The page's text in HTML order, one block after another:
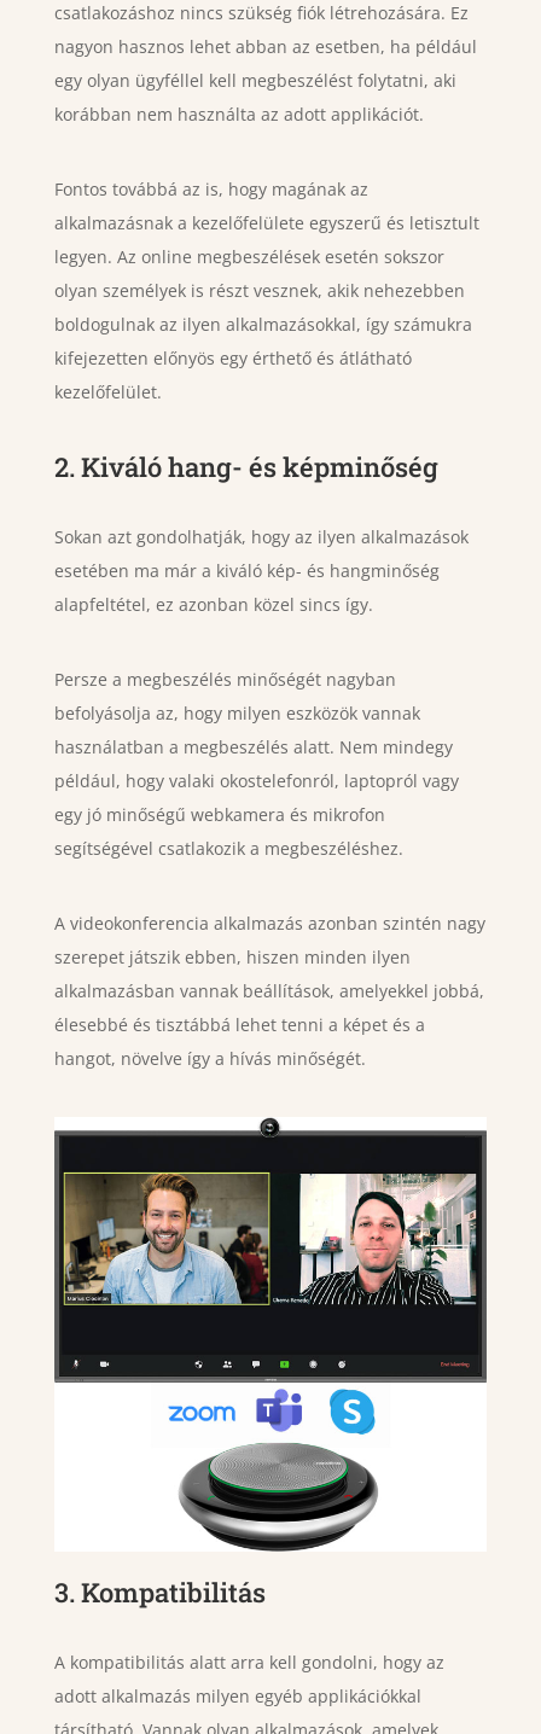
csatlakozáshoz nincs szükség fiók létrehozására. Ez
nagyon hasznos lehet abban az esetben, ha például
egy olyan ügyféllel kell megbeszélést folytatni, aki
korábban nem használta az adott applikációt.
Fontos továbbá az is, hogy magának az
alkalmazásnak a kezelőfelülete egyszerű és letisztult
legyen. Az online megbeszélések esetén sokszor
olyan személyek is részt vesznek, akik nehezebben
boldogulnak az ilyen alkalmazásokkal, így számukra
kifejezetten előnyös egy érthető és átlátható
kezelőfelület.
2. Kiváló hang- és képminőség
Sokan azt gondolhatják, hogy az ilyen alkalmazások
esetében ma már a kiváló kép- és hangminőség
alapfeltétel, ez azonban közel sincs így.
Persze a megbeszélés minőségét nagyban
befolyásolja az, hogy milyen eszközök vannak
használatban a megbeszélés alatt. Nem mindegy
például, hogy valaki okostelefonról, laptopról vagy
egy jó minőségű webkamera és mikrofon
segítségével csatlakozik a megbeszéléshez.
A videokonferencia alkalmazás azonban szintén nagy
szerepet játszik ebben, hiszen minden ilyen
alkalmazásban vannak beállítások, amelyekkel jobbá,
élesebbé és tisztábbá lehet tenni a képet és a
hangot, növelve így a hívás minőségét.
3. Kompatibilitás
A kompatibilitás alatt arra kell gondolni, hogy az
adott alkalmazás milyen egyéb applikációkkal